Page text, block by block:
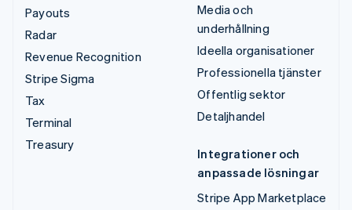
Payouts
Radar
Revenue Recognition
Stripe Sigma
Tax
Terminal
Treasury
Media och
underhållning
Ideella organisationer
Professionella tjänster
Offentlig sektor
Detaljhandel
Integrationer och
anpassade lösningar
Stripe App Marketplace